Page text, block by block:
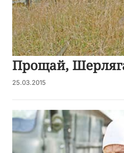
Прощай,
25.03.2015